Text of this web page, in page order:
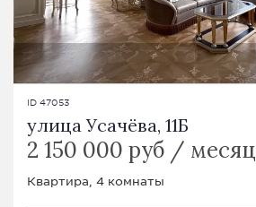
ID 47053
улица Усачёва, 11Б
2 150 000 руб / месяц
Квартира, 4 комнаты